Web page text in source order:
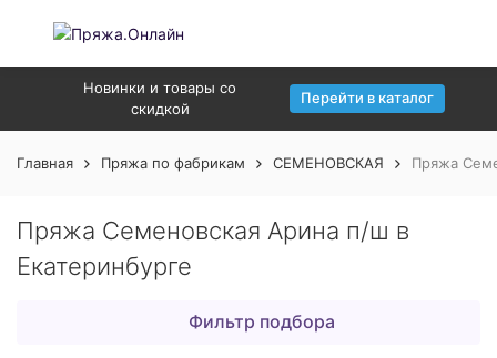
Новинки и товары со
скидкой
Перейти в каталог
Главная Пряжа по фабрикам СЕМЕНОВСКАЯ Пряжа
Пряжа Семеновская Арина п/ш в
Екатеринбурге
Фильтр подбора